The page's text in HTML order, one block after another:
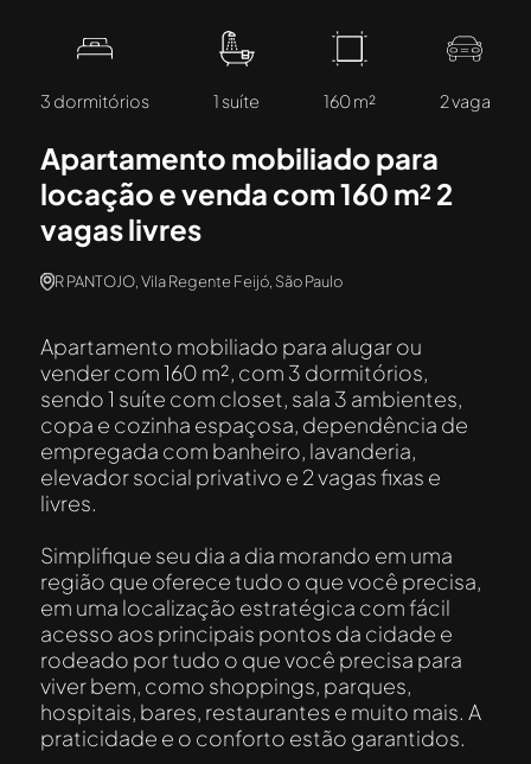
3 dormitórios 1 suíte 160 m² 2 vaga
Apartamento mobiliado para
locação e venda com 160 m² 2
vagas livres
R PANTOJO, Vila Regente Feijó, São Paulo
Apartamento mobiliado para alugar ou
vender com 160 m², com 3 dormitórios,
sendo 1 suíte com closet, sala 3 ambientes,
copa e cozinha espaçosa, dependência de
empregada com banheiro, lavanderia,
elevador social privativo e 2 vagas fixas e
livres.
Simplifique seu dia a dia morando em uma
região que oferece tudo o que você precisa,
em uma localização estratégica com fácil
acesso aos principais pontos da cidade e
rodeado por tudo o que você precisa para
viver bem, como shoppings, parques,
hospitais, bares, restaurantes e muito mais. A
praticidade e o conforto estão garantidos.